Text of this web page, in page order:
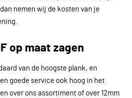
nemen wij de kosten van je
op maat zagen
van de hoogste plank, en
goede service ook hoog in het
over ons assortiment of over 12mm